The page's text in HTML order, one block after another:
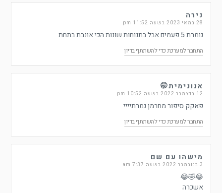
נירה
28 במאי 2023 בשעה 11:52 pm
גומרת 5 פעמים אבל בתנוחות שונות הכי אונבת בתחת
התחבר למערכת כדי להשתתף בדיון
אנונימית🤭
12 בדצמבר 2022 בשעה 10:52 pm
פאקק סיפור מחרמן גמרתיייי
התחבר למערכת כדי להשתתף בדיון
מישהו עם שם
3 בנובמבר 2022 בשעה 7:37 am
😂🤣😂
אשכרה